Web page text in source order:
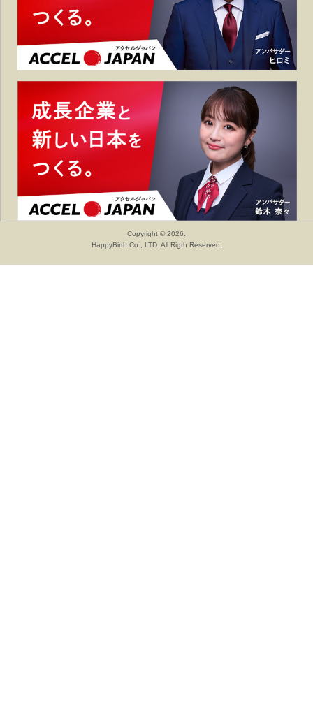
Copyright © 2026.
HappyBirth Co., LTD. All Rigth Reserved.